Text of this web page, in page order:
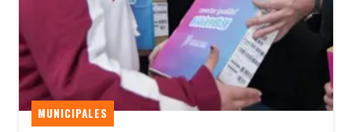
MUNICIPALES